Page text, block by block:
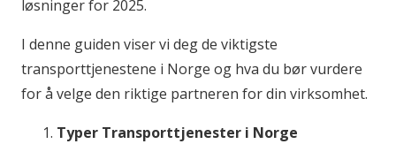
løsninger for 2025.
I denne guiden viser vi deg de viktigste
transporttjenestene i Norge og hva du bør vurdere
for å velge den riktige partneren for din virksomhet.
Typer Transporttjenester i Norge